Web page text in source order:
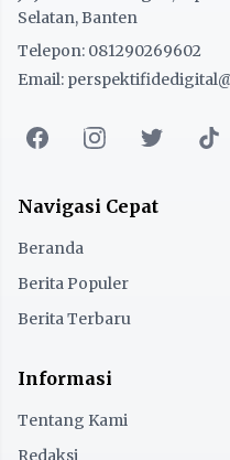
Selatan, Banten
Telepon: 081290269602
Email:
Navigasi Cepat
Beranda
Berita Populer
Berita Terbaru
Informasi
Tentang Kami
Redaksi